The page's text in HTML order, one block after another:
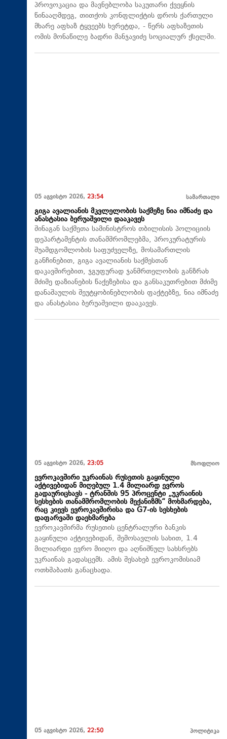
პროვოკაცია და მავნებლობა საკუთარი ქვეყნის
წინააღმდეგ, თითქოს კონფლიქტის დროს ქართული
მხარე აფხაზ ტყვეებს ხვრეტდა, - წერს აფხაზეთის
ომის მონაწილე ბადრი მანჯავიძე სოციალურ ქსელში.
05 აგვისტო 2026, 23:54 სამართალი
გიგა ავალიანის მკვლელობის საქმეზე ნია იმნაძე და
ანასტასია ბერუაშვილი დააკავეს
შინაგან საქმეთა სამინისტროს თბილისის პოლიციის
დეპარტამენტის თანამშრომლებმა, პროკურატურის
შუამდგომლობის საფუძველზე, მოსამართლის
განჩინებით, გიგა ავალიანის საქმესთან
დაკავშირებით, ჯგუფურად ჯანმრთელობის განზრახ
მძიმე დაზიანების წაქეზებისა და განსაკუთრებით მძიმე
დანაშაულის შეუტყობინებლობის ფაქტებზე, ნია იმნაძე
და ანასტასია ბერუაშვილი დააკავეს.
05 აგვისტო 2026, 23:05 მსოფლიო
ევროკავშირი უკრაინას რუსეთის გაყინული
აქტივებიდან მიღებულ 1.4 მილიარდ ევროს
გადაურიცხავს - ტრანშის 95 პროცენტი „უკრაინის
სესხების თანამშრომლობის მექანიზმს“ მოხმარდება,
რაც კიევს ევროკავშირისა და G7-ის სესხების
დაფარვაში დაეხმარება
ევროკავშირმა რუსეთის ცენტრალური ბანკის
გაყინული აქტივებიდან, შემოსავლის სახით, 1.4
მილიარდი ევრო მიიღო და აღნიშნულ სახსრებს
უკრაინას გადასცემს. ამის შესახებ ევროკომისიამ
ოთხშაბათს განაცხადა.
05 აგვისტო 2026, 22:50 პოლიტიკა